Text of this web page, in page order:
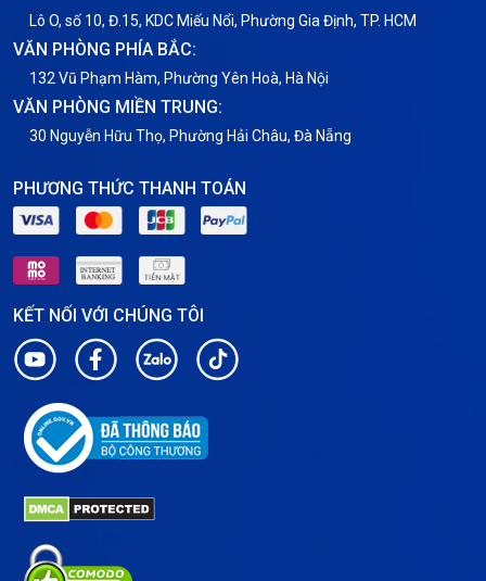
Tin tức
Lô O, số 10, Đ.15, KDC Miếu Nổi, Phường Gia Định, TP. HCM
VĂN PHÒNG PHÍA BẮC:
132 Vũ Phạm Hàm, Phường Yên Hoà, Hà Nội
VĂN PHÒNG MIỀN TRUNG:
30 Nguyễn Hữu Thọ, Phường Hải Châu, Đà Nẵng
PHƯƠNG THỨC THANH TOÁN
KẾT NỐI VỚI CHÚNG TÔI